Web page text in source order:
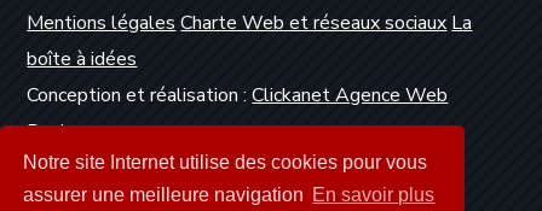
Notre site Internet utilise des cookies pour vous
assurer une meilleure navigation En savoir plus
Mentions légales Charte Web et réseaux sociaux La
boîte à idées
Conception et réalisation :Clickanet Agence Web
Dunkerque